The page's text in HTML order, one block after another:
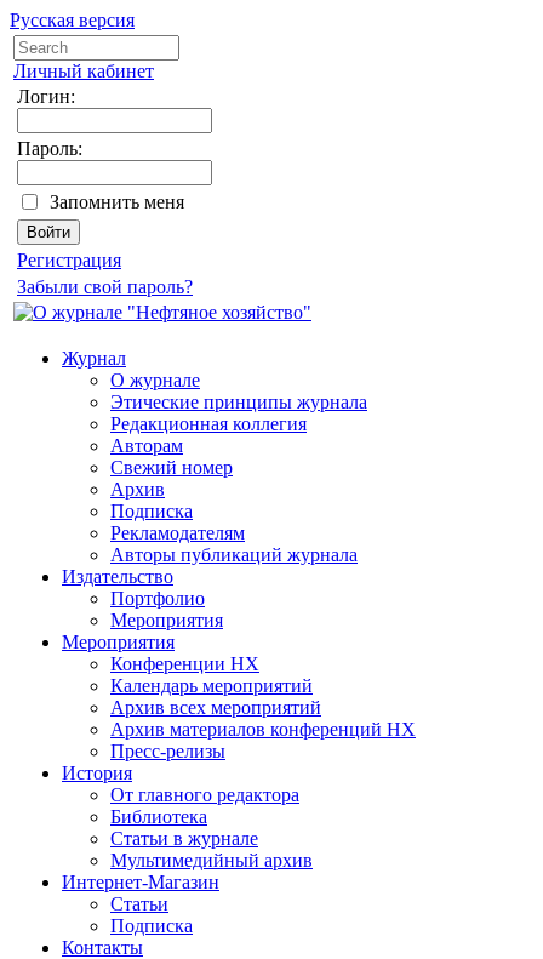
Русская версия
Личный кабинет
Логин:
Пароль:
Запомнить меня
Регистрация
Забыли свой пароль?
Журнал
О журнале
Этические принципы журнала
Редакционная коллегия
Авторам
Свежий номер
Архив
Подписка
Рекламодателям
Авторы публикаций журнала
Издательство
Портфолио
Мероприятия
Мероприятия
Конференции НХ
Календарь мероприятий
Архив всех мероприятий
Архив материалов конференций НХ
Пресс-релизы
История
От главного редактора
Библиотека
Статьи в журнале
Мультимедийный архив
Интернет-Магазин
Статьи
Подписка
Контакты